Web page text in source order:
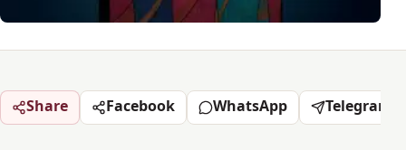
Share Facebook WhatsApp Telegram